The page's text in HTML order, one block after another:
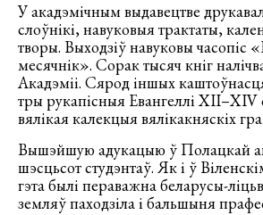
У акадэмічным выдавецтве
слоўнікі, навуковыя трактаты,
творы. Выходзіў навуковы часопіс
месячнік». Сорак тысяч кніг
Акадэміі. Сярод іншых
тры рукапісныя Евангеллі ХІІ–ХІV
вялікая калекцыя вялікакняскіх
Вышэйшую адукацыю ў Полацкай
шэсцьсот студэнтаў. Як і ў
гэта былі пераважна беларусы-
земляў паходзіла і бальшыня